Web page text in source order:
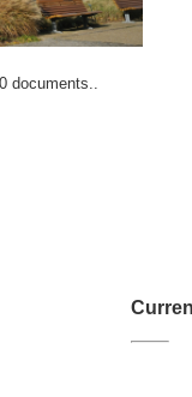
documents..